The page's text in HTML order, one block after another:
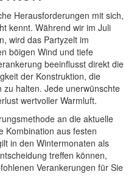
Herausforderungen mit sich,
kennt. Während wir im Juli
wird das Partyzelt im
böigen Wind und tiefe
beeinflusst direkt die
der Konstruktion, die
halten. Jede unerwünschte
wertvoller Warmluft.
an die aktuelle
Kombination aus festen
in den Wintermonaten als
treffen können,
Verankerungen für Sie